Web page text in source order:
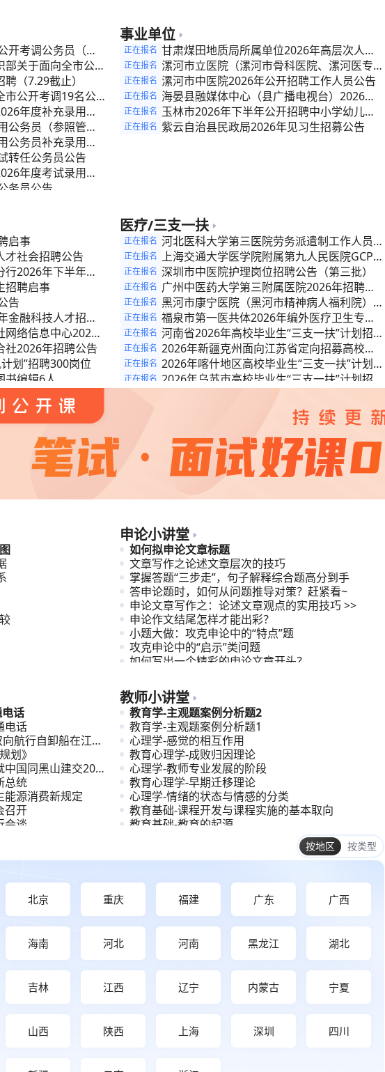
开考调公务员（参
关于面向全市公开
员）的公告
（7.29截止）
市公开考调19名公
年度补充录用公
公务员（参照管理
公务员补充录用公
转任公务员公告
年度考试录用公
务员公告
充录用公务员公
2026年度专项招
秀乡村振兴等专
业编制人员）的公
事业单位
正在报名 甘肃煤田地质局所属单位2026年高层次人才
引进（第二期）公告
正在报名 漯河市立医院（漯河市骨科医院、漯河医专二
附院）2026年公开招聘工作人员公告
正在报名 漯河市中医院2026年公开招聘工作人员公告
正在报名 海晏县融媒体中心（县广播电视台）2026年
面向社会公开补录政府雇员公告
正在报名 玉林市2026年下半年公开招聘中小学幼儿园
教师公告
正在报名 紫云自治县民政局2026年见习生招募公告
启事
才社会招聘公告
2026年下半年社
招聘启事
告
金融科技人才招聘
网络信息中心2026
业人才公告（第二
社2026年招聘公告
划”招聘300岗位
书编辑6人
融科技人员常态化
招聘公告
医疗/三支一扶
正在报名 河北医科大学第三医院劳务派遣制工作人员招
聘公告
正在报名 上海交通大学医学院附属第九人民医院GCP机
构办公室专职秘书招聘启事
正在报名 深圳市中医院护理岗位招聘公告（第三批）
正在报名 广州中医药大学第三附属医院2026年招聘公
告（第八批）
正在报名 黑河市康宁医院（黑河市精神病人福利院）招
聘公告
正在报名 福泉市第一医共体2026年编外医疗卫生专业
技术人员招聘简章
正在报名 河南省2026年高校毕业生“三支一扶”计划招募
公告
正在报名 2026年新疆克州面向江苏省定向招募高校毕
业生“三支一扶”计划人员的公告
正在报名 2026年喀什地区高校毕业生“三支一扶”计划招
募公告
正在报名 2026年乌苏市高校毕业生“三支一扶”计划招募
2026年和布克赛尔县高校毕业生“三支一扶”计
申论小讲堂
如何拟申论文章标题
文章写作之论述文章层次的技巧
掌握答题“三步走”，句子解释综合题高分到手
答申论题时，如何从问题推导对策？赶紧看~
申论文章写作之：论述文章观点的实用技巧 >>
申论作文结尾怎样才能出彩？
小题大做：攻克申论中的“特点”题
攻克申论中的“启示”类问题
如何写出一个精彩的申论文章开头？
话
电话
航行自卸船在江苏
划》
国同黑山建交20
总统
源消费新规定
召开
会谈
产业》
教师小讲堂
教育学-主观题案例分析题2
教育学-主观题案例分析题1
心理学-感觉的相互作用
教育心理学-成败归因理论
心理学-教师专业发展的阶段
教育心理学-早期迁移理论
心理学-情绪的状态与情感的分类
教育基础-课程开发与课程实施的基本取向
教育基础-教育的起源
教育基础-教师专业发展的内容与方法
北京 重庆 福建 广东 广西
海南 河北 河南 黑龙江 湖北
吉林 江西 辽宁 内蒙古 宁夏
山西 陕西 上海 深圳 四川